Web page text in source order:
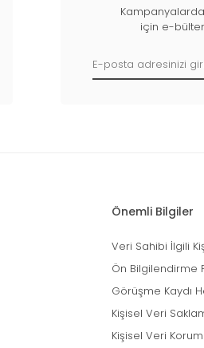
için e-
Önemli Bilgiler
Veri Sahibi İlgili
Ön Bilgilendirme
Görüşme Kaydı
Kişisel Veri
Kişisel Veri